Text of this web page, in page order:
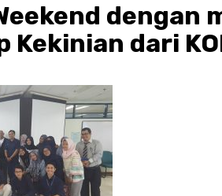
dengan
Kekinian dari